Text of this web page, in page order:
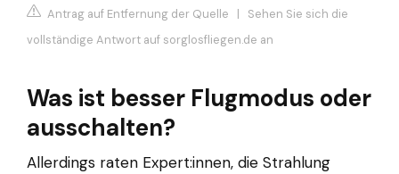
Antrag auf Entfernung der Quelle | Sehen Sie sich die
vollständige Antwort auf sorglosfliegen.de an
Was ist besser Flugmodus oder
ausschalten?
Allerdings raten Expert:innen, die Strahlung